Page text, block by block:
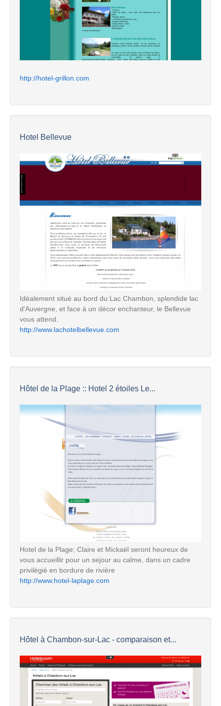
http://hotel-grillon.com
Hotel Bellevue
Idéalement situé au bord du Lac Chambon, splendide lac
d'Auvergne, et face à un décor enchanteur, le Bellevue
vous attend.
http://www.lachotelbellevue.com
Hôtel de la Plage :: Hotel 2 étoiles Le...
Hotel de la Plage; Claire et Mickaël seront heureux de
vous accueillir pour un sejour au calme, dans un cadre
privilégié en bordure de rivière
http://www.hotel-laplage.com
Hôtel à Chambon-sur-Lac - comparaison et...